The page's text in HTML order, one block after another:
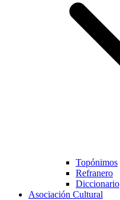
Topónimos
Refranero
Diccionario
Asociación Cultural